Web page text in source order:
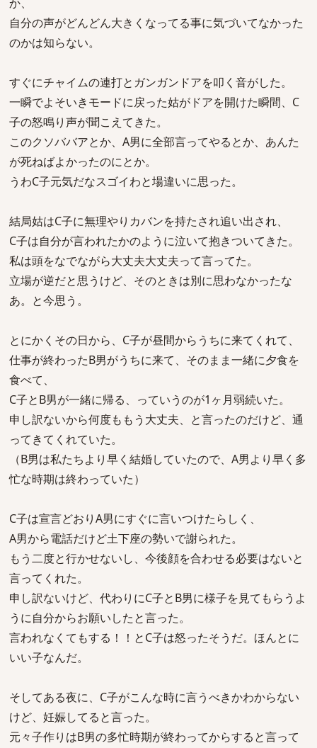
自分の声がどんどん大きくなってる事に気づいてなかった
のかは知らない。
すぐにチャイムの連打とガンガンドアを叩く音がした。
一瞬でよそいきモードに戻った姑がドアを開けた瞬間、C
子の怒鳴り声が聞こえてきた。
このクソババアとか、A男に全部言ってやるとか、あんた
が死ねばよかったのにとか。
うわC子元気だなスゴイわと場違いに思った。
結局姑はC子に無理やりカバンを持たされ追い出され、
C子は自分が言われたかのように泣いて抱きついてきた。
私は頭をなでながら大丈夫大丈夫って言ってた。
立場が逆だと思うけど、そのときは別に思わなかったな
あ。と今思う。
とにかくその日から、C子が昼間からうちに来てくれて、
仕事が終わったB男がうちに来て、そのまま一緒に夕食を
食べて、
C子とB男が一緒に帰る、っていうのが1ヶ月弱続いた。
申し訳ないから何度ももう大丈夫、と言ったのだけど、通
ってきてくれていた。
（B男は私たちより早く結婚していたので、A男より早く多
忙な時期は終わっていた）
C子は宣言どおりA男にすぐに言いつけたらしく、
A男から電話だけど土下座の勢いで謝られた。
もう二度と行かせないし、今後顔を合わせる必要はないと
言ってくれた。
申し訳ないけど、代わりにC子とB男に様子を見てもらうよ
うに自分からお願いしたと言った。
言われなくてもする！！とC子は怒ったそうだ。ほんとに
いい子なんだ。
そしてある夜に、C子がこんな時に言うべきかわからない
けど、妊娠してると言った。
元々子作りはB男の多忙時期が終わってからすると言って